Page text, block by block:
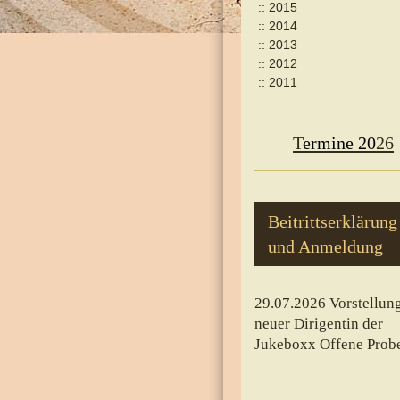
2015
2014
2013
2012
2011
Termine 2026
Beitrittserklärung
und Anmeldung
29.07.2026
neuer Dirigentin der
Jukeboxx Offene